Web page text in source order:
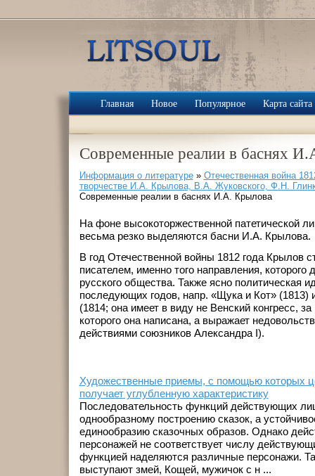
Главная Новое Популярное Карта сайта
Современные реалии в баснях
Информация о литературе» Отечественная война
творчестве И.А. Крылова, В.А. Жуковского, Ф.Н.
Современные реалии в баснях И.А. Крылова
На фоне высокоторжественной патетической
весьма резко выделяются басни И.А. Крылова.
В год Отечественной войны 1812 года Крылов
писателем, именно того направления,
русского общества. Также ясно политическая
последующих годов, напр. «Щука и Кот» (1813)
(1814; она имеет в виду не Венский конгресс,
которого она написана, а выражает
действиями союзников Александра I).
Художественные приемы, с помощью которых
получает углубленную характеристику
Последовательность функций действующих
однообразному построению сказок, а
единообразию сказочных образов. Однако
персонажей не соответствует числу
функцией наделяются различные персонажи.
выступают змей, Кощей, мужичок с н ...